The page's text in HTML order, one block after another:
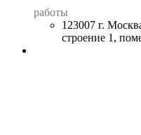
работы
123007 г.
строение 1,